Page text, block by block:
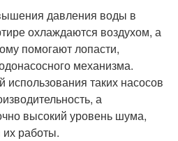
давления воды в
охлаждаются воздухом, а
помогают лопасти,
механизма.
таких насосов
а
высокий уровень шума,
работы.